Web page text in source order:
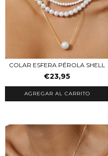
COLAR ESFERA PÉROLA SHELL
€23,95